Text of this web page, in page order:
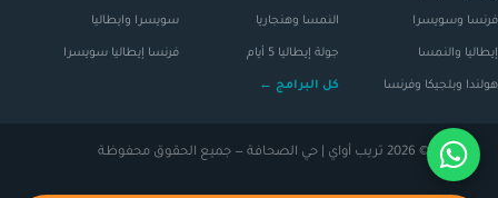
فرنسا وسويسرا النمسا وهنجاريا سويسرا وايطاليا
إيطاليا والنمسا جولة إيطاليا 5 أيام فرنسا إيطاليا سويسرا
هولندا وبلجيكا وفرنسا كل البرامج ←
© 2026 تريب أواي | حي الصحافة — جميع الحقوق محفوظة